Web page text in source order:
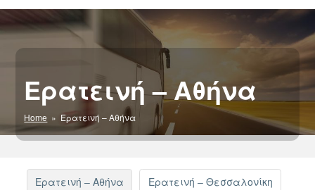
Ερατεινή – Αθήνα
Home » Ερατεινή – Αθήνα
Ερατεινή – Αθήνα Ερατεινή – Θεσσαλονίκη